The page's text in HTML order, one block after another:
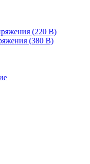
(220 В)
(380 В)